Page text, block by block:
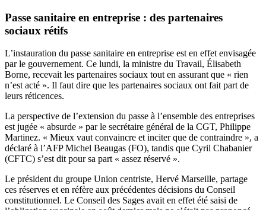
Passe sanitaire en entreprise : des partenaires
sociaux rétifs
L’instauration du passe sanitaire en entreprise est en effet envisagée
par le gouvernement. Ce lundi, la ministre du Travail, Élisabeth
Borne, recevait les partenaires sociaux tout en assurant que « rien
n’est acté ». Il faut dire que les partenaires sociaux ont fait part de
leurs réticences.
La perspective de l’extension du passe à l’ensemble des entreprises
est jugée « absurde » par le secrétaire général de la CGT, Philippe
Martinez. « Mieux vaut convaincre et inciter que de contraindre », a
déclaré à l’AFP Michel Beaugas (FO), tandis que Cyril Chabanier
(CFTC) s’est dit pour sa part « assez réservé ».
Le président du groupe Union centriste, Hervé Marseille, partage
ces réserves et en réfère aux précédentes décisions du Conseil
constitutionnel. Le Conseil des Sages avait en effet été saisi de